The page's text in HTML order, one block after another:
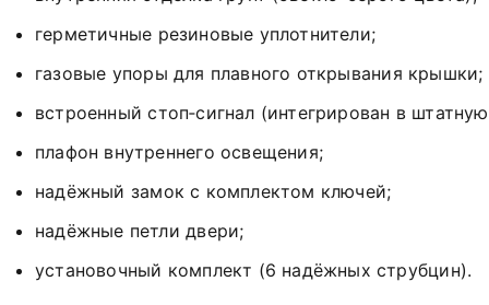
герметичные резиновые уплотнители;
газовые упоры для плавного открывания крышки;
встроенный стоп‑сигнал (интегрирован вштатную
плафон внутреннего освещения;
надёжный замок с комплектом ключей;
надёжные петли двери;
установочный комплект (6 надёжных струбцин).